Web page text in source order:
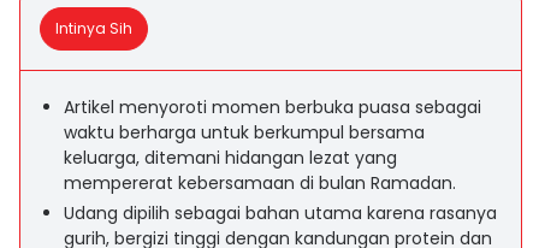
Intinya Sih
Artikel menyoroti momen berbuka puasa sebagai
waktu berharga untuk berkumpul bersama
keluarga, ditemani hidangan lezat yang
mempererat kebersamaan di bulan Ramadan.
Udang dipilih sebagai bahan utama karena rasanya
gurih, bergizi tinggi dengan kandungan protein dan